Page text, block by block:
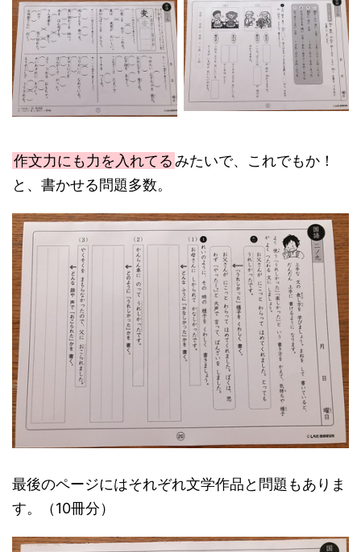
作文力にも力を入れてるみたいで、これでもか！
と、書かせる問題多数。
最後のページにはそれぞれ文学作品と問題もありま
す。（10冊分）